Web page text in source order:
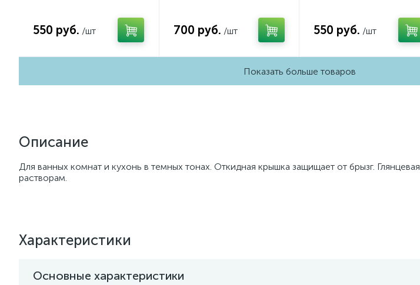
550 руб. /шт 700 руб. /шт 550 руб. /шт
Показать больше товаров
Описание
Для ванных комнат и кухонь в темных тонах. Откидная крышка защищает от брызг.
растворам.
Характеристики
Основные характеристики